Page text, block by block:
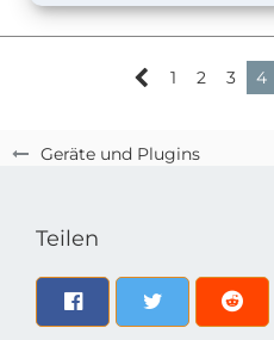
Geräte und Plugins
1 2 3 4
Teilen